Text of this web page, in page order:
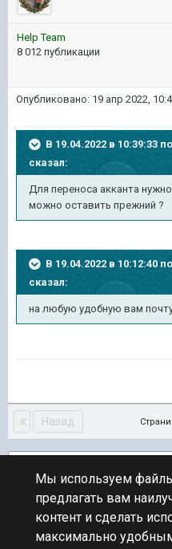
Help Team
8 012 публикации
Опубликовано: 19 апр 2022,
В 19.04.2022 в 10:39:33
сказал:
Для переноса акканта
можно оставить прежний ?
В 19.04.2022 в 10:12:40
сказал:
на любую удобную вам
Назад
ПЕРЕЙТИ К СПИСКУ ТЕМ
Новости
Мы используем
предлагать вам
контент и сделать
максимально